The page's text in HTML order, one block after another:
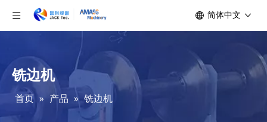
简体中文
铣边机
首页 » 产品 » 铣边机